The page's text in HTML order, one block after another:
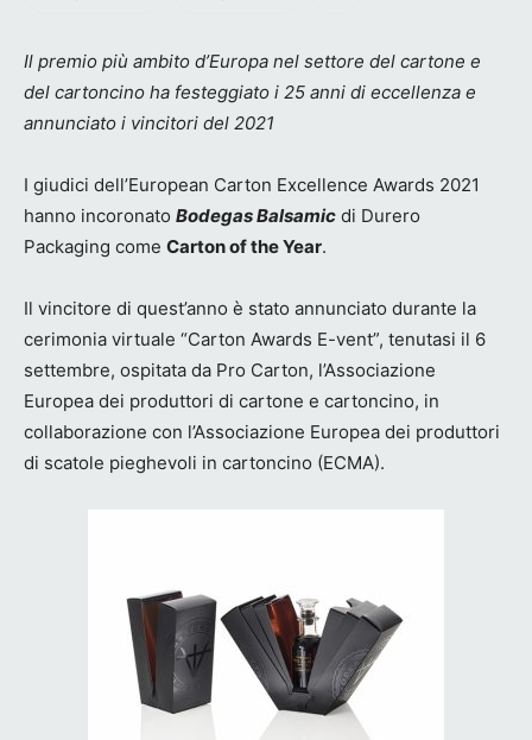
Il premio più ambito d’Europa nel settore del cartone e
del cartoncino ha festeggiato i 25 anni di eccellenza e
annunciato i vincitori del 2021
I giudici dell’European Carton Excellence Awards 2021
hanno incoronato Bodegas Balsamic di Durero
Packaging come Carton of the Year.
Il vincitore di quest’anno è stato annunciato durante la
cerimonia virtuale “Carton Awards E-vent”, tenutasi il 6
settembre, ospitata da Pro Carton, l’Associazione
Europea dei produttori di cartone e cartoncino, in
collaborazione con l’Associazione Europea dei produttori
di scatole pieghevoli in cartoncino (ECMA).